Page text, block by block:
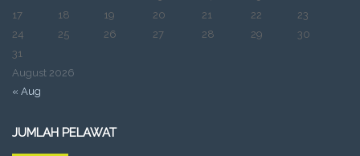
August 2026
17
18 19 20 21 22
23
24
25 26 27 28 29
30
31
« Aug
JUMLAH PELAWAT